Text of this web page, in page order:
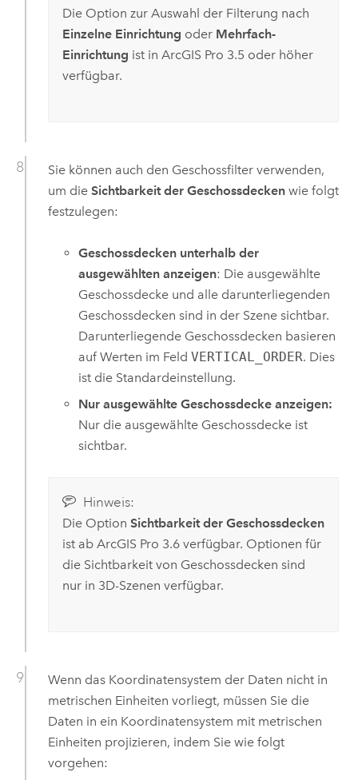
Die Option zur Auswahl der Filterung nach
Einzelne Einrichtung oder Mehrfach-
Einrichtung ist in ArcGIS Pro 3.5 oder höher
verfügbar.
Sie können auch den Geschossfilter verwenden,
um die Sichtbarkeit der Geschossdeckenwie folgt
festzulegen:
Geschossdecken unterhalb der
ausgewählten anzeigen: Die ausgewählte
Geschossdecke und alle darunterliegenden
Geschossdecken sind in der Szene sichtbar.
Darunterliegende Geschossdecken basieren
auf Werten im FeldVERTICAL_ORDER. Dies
ist die Standardeinstellung.
Nur ausgewählte Geschossdecke anzeigen:
Nur die ausgewählte Geschossdecke ist
sichtbar.
Hinweis:
Die Option Sichtbarkeit der Geschossdecken
ist ab ArcGIS Pro 3.6verfügbar. Optionen für
die Sichtbarkeit von Geschossdecken sind
nur in 3D-Szenen verfügbar.
Wenn das Koordinatensystem der Daten nicht in
metrischen Einheiten vorliegt, müssen Sie die
Daten in ein Koordinatensystem mit metrischen
Einheiten projizieren, indem Sie wie folgt
vorgehen: